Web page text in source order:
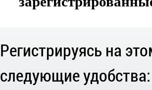
Регистрируясь на
следующие удобства: